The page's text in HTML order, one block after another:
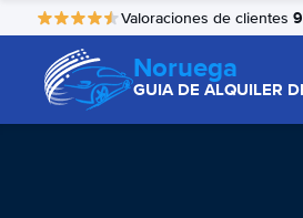
Valoraciones de clientes
Noruega
GUIA DE ALQUILER